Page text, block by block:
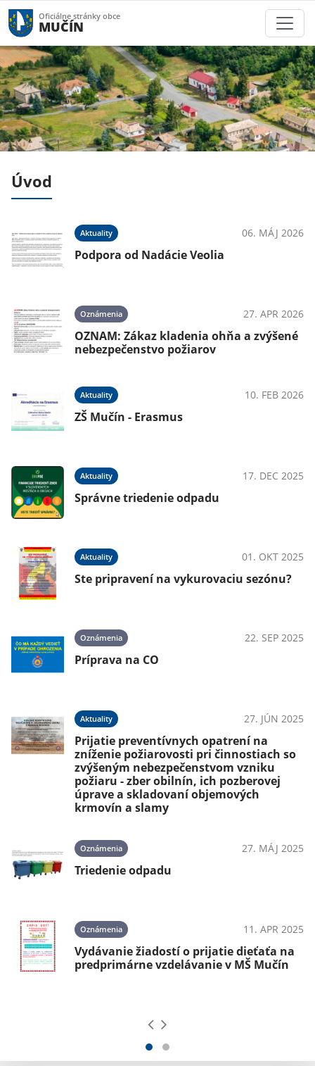
Oficiálne stránky obce
MUČÍN
Úvod
Aktuality 06. MÁJ 2026
Podpora od Nadácie Veolia
Oznámenia 27. APR 2026
OZNAM: Zákaz kladenia ohňa a zvýšené
nebezpečenstvo požiarov
Aktuality 10. FEB 2026
ZŠ Mučín - Erasmus
Aktuality 17. DEC 2025
Správne triedenie odpadu
Aktuality 01. OKT 2025
Ste pripravení na vykurovaciu sezónu?
Oznámenia 22. SEP 2025
Príprava na CO
Aktuality 27. JÚN 2025
Prijatie preventívnych opatrení na
zníženie požiarovosti pri činnostiach so
zvýšeným nebezpečenstvom vzniku
požiaru - zber obilnín, ich pozberovej
úprave a skladovaní objemových
krmovín a slamy
Oznámenia 27. MÁJ 2025
Triedenie odpadu
Oznámenia 11. APR 2025
Vydávanie žiadostí o prijatie dieťaťa na
predprimárne vzdelávanie v MŠ Mučín